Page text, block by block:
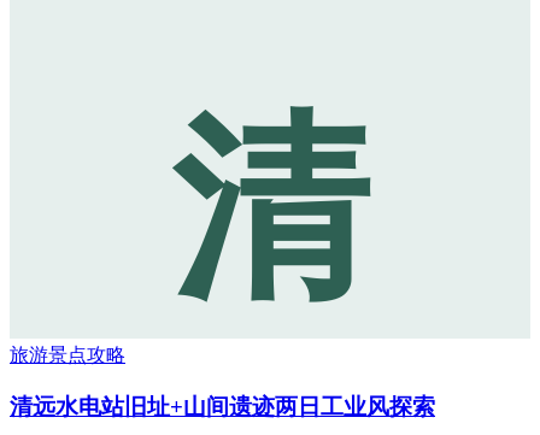
清
旅游景点攻略
清远水电站旧址+山间遗迹两日工业风探索